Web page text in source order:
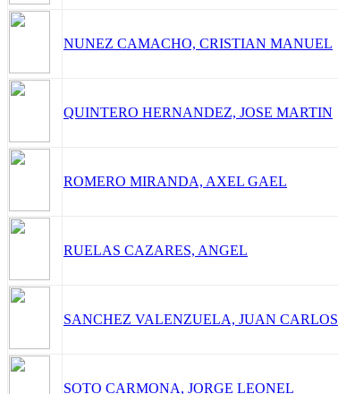
NUNEZ CAMACHO, CRISTIAN MANUEL
QUINTERO HERNANDEZ, JOSE MARTIN
ROMERO MIRANDA, AXEL GAEL
RUELAS CAZARES, ANGEL
SANCHEZ VALENZUELA, JUAN CARLOS
SOTO CARMONA, JORGE LEONEL